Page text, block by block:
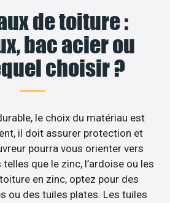
de toiture :
bac acier ou
choisir ?
le choix du matériau est
il doit assurer protection et
pourra vous orienter vers
que le zinc, l’ardoise ou les
en zinc, optez pour des
ou des tuiles plates. Les tuiles